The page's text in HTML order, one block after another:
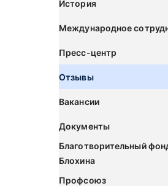
История
Международное
Пресс-центр
Отзывы
Вакансии
Документы
Благотворительный
Блохина
Профсоюз